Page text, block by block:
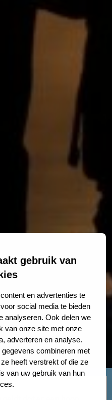
gebruik van
en advertenties te
social media te bieden
analyseren. Ook delen we
van onze site met onze
adverteren en analyse.
combineren met
heeft verstrekt of die ze
van uw gebruik van hun